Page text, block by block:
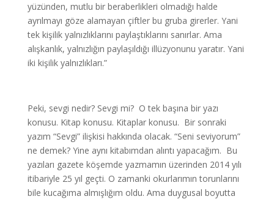
yüzünden, mutlu bir beraberlikleri olmadığı halde
ayrılmayı göze alamayan çiftler bu gruba girerler. Yani
tek kişilik yalnızlıklarını paylaştıklarını sanırlar. Ama
alışkanlık, yalnızlığın paylaşıldığı illüzyonunu yaratır. Yani
iki kişilik yalnızlıkları.”
Peki, sevgi nedir? Sevgi mi? O tek başına bir yazı
konusu. Kitap konusu. Kitaplar konusu. Bir sonraki
yazım “Sevgi” ilişkisi hakkında olacak. “Seni seviyorum”
ne demek? Yine aynı kitabımdan alıntı yapacağım. Bu
yazıları gazete köşemde yazmamın üzerinden 2014 yılı
itibariyle 25 yıl geçti. O zamanki okurlarımın torunlarını
bile kucağıma almışlığım oldu. Ama duygusal boyutta